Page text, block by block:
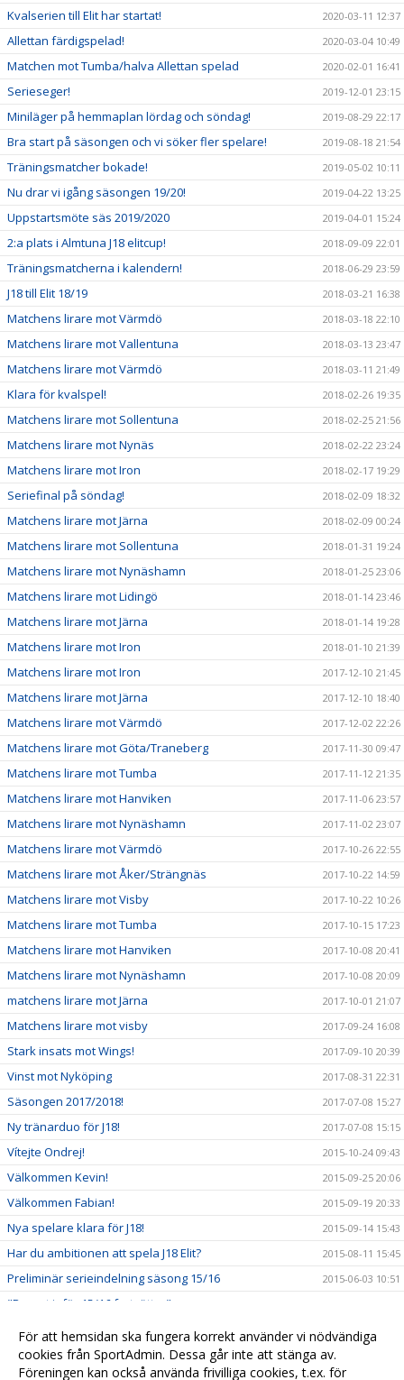
Kvalserien till Elit har startat! 2020-03-11 12:37
Allettan färdigspelad! 2020-03-04 10:49
Matchen mot Tumba/halva Allettan spelad 2020-02-01 16:41
Serieseger! 2019-12-01 23:15
Miniläger på hemmaplan lördag och söndag! 2019-08-29 22:17
Bra start på säsongen och vi söker fler spelare! 2019-08-18 21:54
Träningsmatcher bokade! 2019-05-02 10:11
Nu drar vi igång säsongen 19/20! 2019-04-22 13:25
Uppstartsmöte säs 2019/2020 2019-04-01 15:24
2:a plats i Almtuna J18 elitcup! 2018-09-09 22:01
Träningsmatcherna i kalendern! 2018-06-29 23:59
J18 till Elit 18/19 2018-03-21 16:38
Matchens lirare mot Värmdö 2018-03-18 22:10
Matchens lirare mot Vallentuna 2018-03-13 23:47
Matchens lirare mot Värmdö 2018-03-11 21:49
Klara för kvalspel! 2018-02-26 19:35
Matchens lirare mot Sollentuna 2018-02-25 21:56
Matchens lirare mot Nynäs 2018-02-22 23:24
Matchens lirare mot Iron 2018-02-17 19:29
Seriefinal på söndag! 2018-02-09 18:32
Matchens lirare mot Järna 2018-02-09 00:24
Matchens lirare mot Sollentuna 2018-01-31 19:24
Matchens lirare mot Nynäshamn 2018-01-25 23:06
Matchens lirare mot Lidingö 2018-01-14 23:46
Matchens lirare mot Järna 2018-01-14 19:28
Matchens lirare mot Iron 2018-01-10 21:39
Matchens lirare mot Iron 2017-12-10 21:45
Matchens lirare mot Järna 2017-12-10 18:40
Matchens lirare mot Värmdö 2017-12-02 22:26
Matchens lirare mot Göta/Traneberg 2017-11-30 09:47
Matchens lirare mot Tumba 2017-11-12 21:35
Matchens lirare mot Hanviken 2017-11-06 23:57
Matchens lirare mot Nynäshamn 2017-11-02 23:07
Matchens lirare mot Värmdö 2017-10-26 22:55
Matchens lirare mot Åker/Strängnäs 2017-10-22 14:59
Matchens lirare mot Visby 2017-10-22 10:26
Matchens lirare mot Tumba 2017-10-15 17:23
Matchens lirare mot Hanviken 2017-10-08 20:41
Matchens lirare mot Nynäshamn 2017-10-08 20:09
matchens lirare mot Järna 2017-10-01 21:07
Matchens lirare mot visby 2017-09-24 16:08
Stark insats mot Wings! 2017-09-10 20:39
Vinst mot Nyköping 2017-08-31 22:31
Säsongen 2017/2018! 2017-07-08 15:27
Ny tränarduo för J18! 2017-07-08 15:15
Vítejte Ondrej! 2015-10-24 09:43
Välkommen Kevin! 2015-09-25 20:06
Välkommen Fabian! 2015-09-19 20:33
Nya spelare klara för J18! 2015-09-14 15:43
Har du ambitionen att spela J18 Elit? 2015-08-11 15:45
Preliminär serieindelning säsong 15/16 2015-06-03 10:51
"Bygget inför 15/16 fortsätter"
Anmäl frånvaro 2014-12-01 10:10
Ny rutin för att likrikta poängberäkning 2014-10-22 17:15
För att hemsidan ska fungera korrekt använder vi nödvändiga
cookies från SportAdmin. Dessa går inte att stänga av.
Föreningen kan också använda frivilliga cookies, t.ex. för